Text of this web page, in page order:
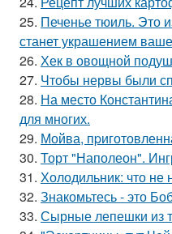
25. Печенье тюиль. Это
станет украшением
26. Хек в овощной
27. Чтобы нервы были
28. На место
для многих.
29. Мойва,
30. Торт "Наполеон".
31. Холодильник: что не
32. Знакомьтесь - это
33. Сырные лепешки из